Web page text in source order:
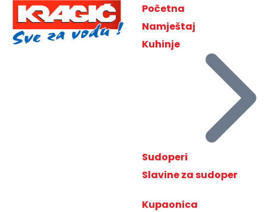
Početna
Namještaj
Kuhinje
Sudoperi
Slavine za sudoper
Kupaonica